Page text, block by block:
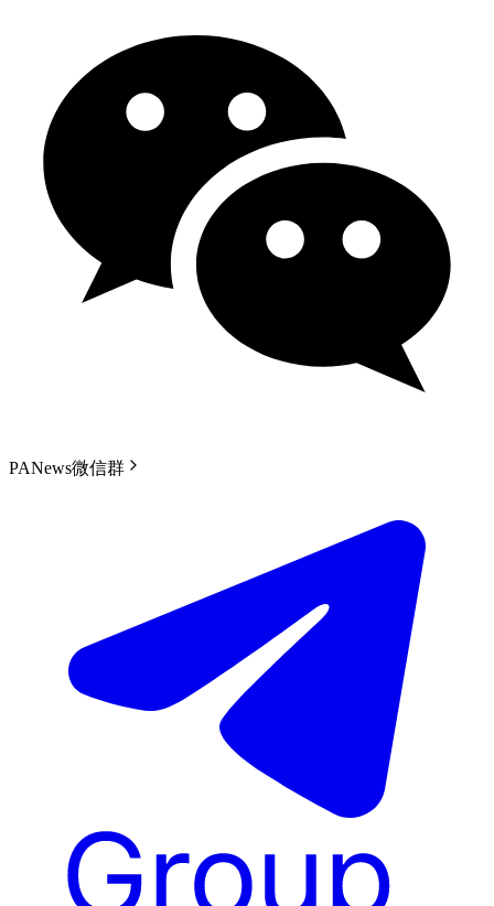
PANews微信群